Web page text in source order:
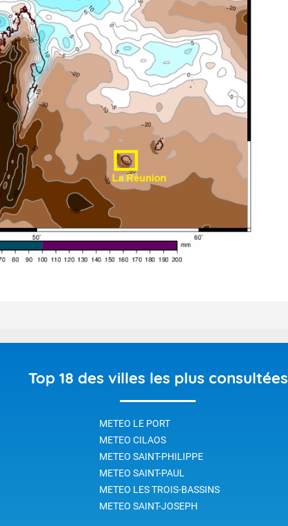
Top 18 des villes les plus consultées
METEO LE PORT
METEO CILAOS
METEO SAINT-PHILIPPE
METEO SAINT-PAUL
METEO LES TROIS-BASSINS
METEO SAINT-JOSEPH